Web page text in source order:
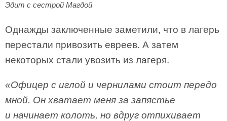
Эдит с сестрой Магдой
Однажды заключенные заметили, что в лагерь
перестали привозить евреев. А затем
некоторых стали увозить из лагеря.
«Офицер с иглой и чернилами стоит передо
мной. Он хватает меня за запястье
и начинает колоть, но вдруг отпихивает